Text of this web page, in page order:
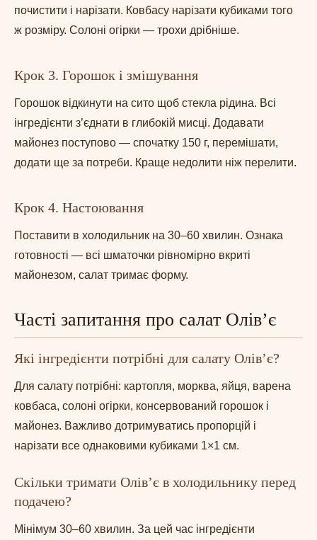
почистити і нарізати. Ковбасу нарізати кубиками того
ж розміру. Солоні огірки — трохи дрібніше.
Крок 3. Горошок і змішування
Горошок відкинути на сито щоб стекла рідина. Всі
інгредієнти з’єднати в глибокій мисці. Додавати
майонез поступово — спочатку 150 г, перемішати,
додати ще за потреби. Краще недолити ніж перелити.
Крок 4. Настоювання
Поставити в холодильник на 30–60 хвилин. Ознака
готовності — всі шматочки рівномірно вкриті
майонезом, салат тримає форму.
Часті запитання про салат Олів’є
Які інгредієнти потрібні для салату Олів’є?
Для салату потрібні: картопля, морква, яйця, варена
ковбаса, солоні огірки, консервований горошок і
майонез. Важливо дотримуватись пропорцій і
нарізати все однаковими кубиками 1×1 см.
Скільки тримати Олів’є в холодильнику перед
подачею?
Мінімум 30–60 хвилин. За цей час інгредієнти